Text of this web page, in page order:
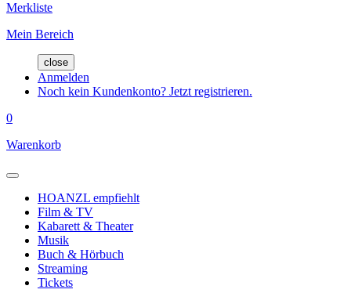
Merkliste
Mein Bereich
close
Anmelden
Noch kein Kundenkonto? Jetzt registrieren.
0
Warenkorb
HOANZL empfiehlt
Film & TV
Kabarett & Theater
Musik
Buch & Hörbuch
Streaming
Tickets